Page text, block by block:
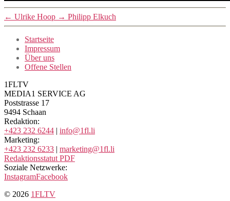
← Ulrike Hoop → Philipp Elkuch
Startseite
Impressum
Über uns
Offene Stellen
1FLTV
MEDIA1 SERVICE AG
Poststrasse 17
9494 Schaan
Redaktion:
+423 232 6244 | info@1fl.li
Marketing:
+423 232 6233 | marketing@1fl.li
Redaktionsstatut PDF
Soziale Netzwerke:
InstagramFacebook
© 2026 1FLTV